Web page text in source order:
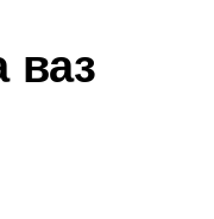
ваз